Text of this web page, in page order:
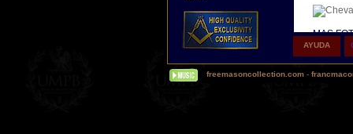
Personaliza tus Arreos
TU NOMBRE BORDADO
SOBRE TU MANDIL, TU
BANDA O TU COLLARIN
Nueva pagina !
∴UNA PAGINA DE
TESTIMONIOS DE
AYUDA
freemasoncollection.com -
MAS
Δ
(Hoy en
palabras